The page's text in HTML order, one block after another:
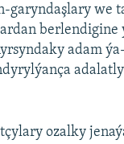
garyndaşlary we
berlendigine
adam
ozalky